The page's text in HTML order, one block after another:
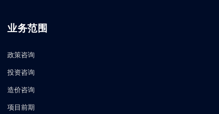
业务范围
政策咨询
投资咨询
造价咨询
项目前期